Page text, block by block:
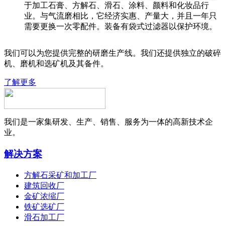
于加工石膏、方解石、滑石、涂料、颜料和化妆品行
业。与气流磨相比，它经济实惠、产量大，并且一年只
需要更换一次零配件。装备有袋式过滤器以保护环境。
我们可以为您提供完整的研磨生产线。我们还提供独立的破碎
机、磨机和选矿机及其备件。
了解更多
我们是一家集研发、生产、销售、服务为一体的高新技术企
业。
解决方案
方解石采矿和加工厂
建筑回收厂
金矿浓缩厂
铁矿选矿厂
滑石加工厂